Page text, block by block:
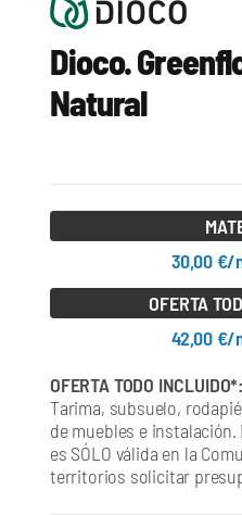
Dioco.
Natural
30,00 €/
OFERTA
42,00 €/
OFERTA TODO INCLUIDO*:
Tarima, subsuelo,
de muebles e instalación.
es SÓLO válida en la
territorios solicitar